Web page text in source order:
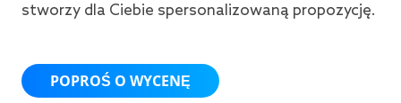
stworzy dla Ciebie spersonalizowaną propozycję.
POPROŚ O WYCENĘ